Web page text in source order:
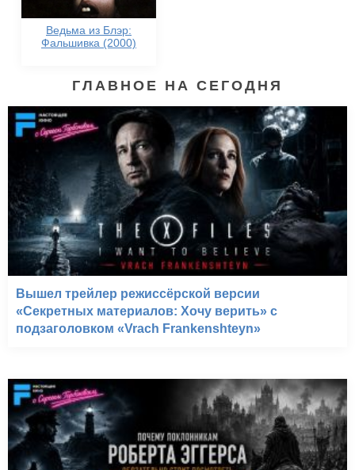
Ведьма из Блэр:
Фальшивка (2000)
ГЛАВНОЕ НА СЕГОДНЯ
Вышел трейлер режиссёрской версии
«Секретных материалов: Хочу верить» с
подзаголовком «Vrach Frankenshteyn»